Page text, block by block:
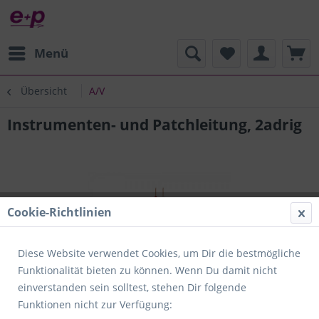
Menü
Übersicht A/V
Instrumenten- und Patchleitung, 2adrig
Cookie-Richtlinien
Diese Website verwendet Cookies, um Dir die bestmögliche
Funktionalität bieten zu können. Wenn Du damit nicht
einverstanden sein solltest, stehen Dir folgende
Funktionen nicht zur Verfügung: